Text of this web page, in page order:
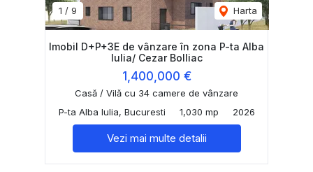
1 / 9 Harta
Imobil D+P+3E de vânzare în zona P-ta Alba
Iulia/ Cezar Bolliac
1,400,000 €
Casă / Vilă cu 34 camere de vânzare
P-ta Alba Iulia, Bucuresti
1,030 mp 2026
Vezi mai multe detalii